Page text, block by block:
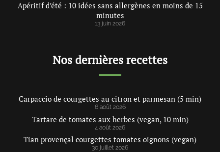
Apéritif d’été : 10 idées sans allergènes en moins de 15
minutes
13 juin 2026
Nos dernières recettes
Carpaccio de courgettes au citron et parmesan (5 min)
6 août 2026
Tartare de tomates aux herbes (vegan, 10 min)
4 août 2026
Tian provençal courgettes tomates oignons (vegan)
30 juillet 2026